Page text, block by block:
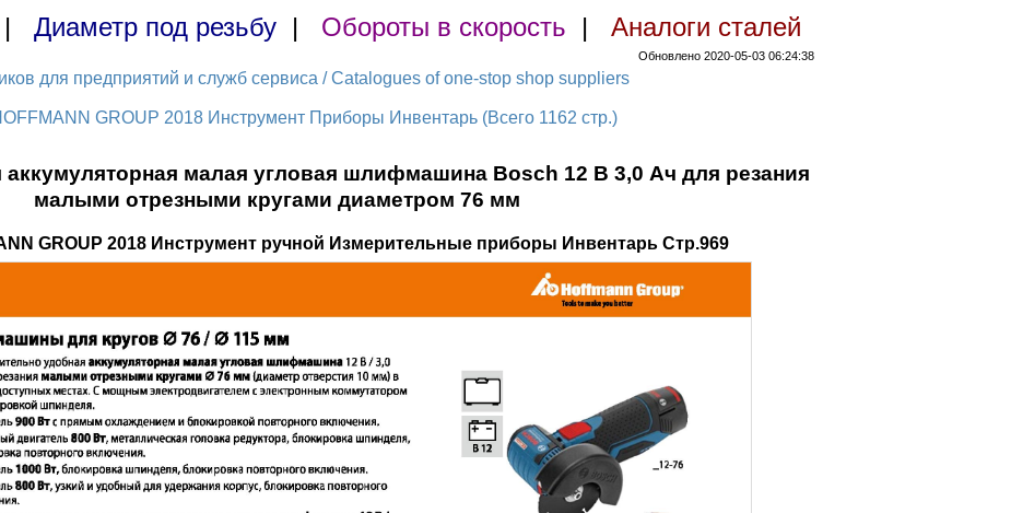
| Диаметр под резьбу | Обороты в скорость | Аналоги сталей
Обновлено 2020-05-03 06:24:38
для предприятий и служб сервиса / Catalogues of one-stop shop suppliers
GROUP 2018 Инструмент Приборы Инвентарь (Всего 1162 стр.)
малая угловая шлифмашина Bosch 12 В 3,0 Ач для резания
малыми отрезными кругами диаметром 76 мм
GROUP 2018 Инструмент ручной Измерительные приборы Инвентарь Стр.969